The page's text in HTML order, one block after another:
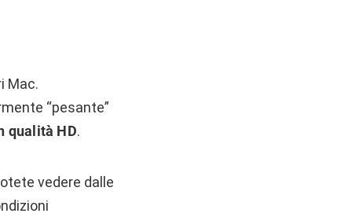
Mac.
“pesante”
qualità HD.
vedere dalle